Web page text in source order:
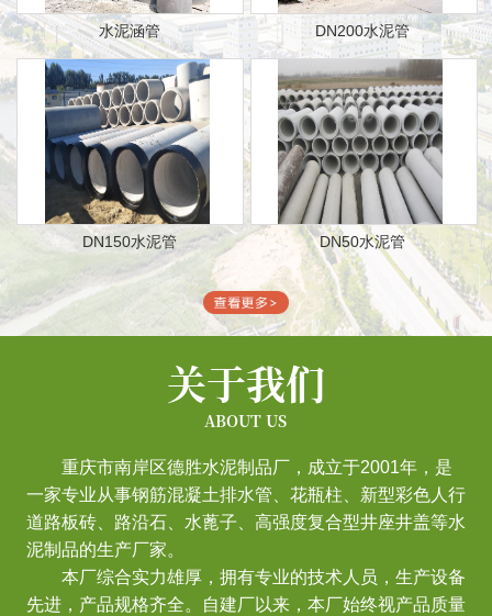
水泥涵管 DN200水泥管
DN150水泥管 DN50水泥管
关于我们
ABOUT US
重庆市南岸区德胜水泥制品厂，成立于2001年，是
一家专业从事钢筋混凝土排水管、花瓶柱、新型彩色人行
道路板砖、路沿石、水蓖子、高强度复合型井座井盖等水
泥制品的生产厂家。
本厂综合实力雄厚，拥有专业的技术人员，生产设备
先进，产品规格齐全。自建厂以来，本厂始终视产品质量